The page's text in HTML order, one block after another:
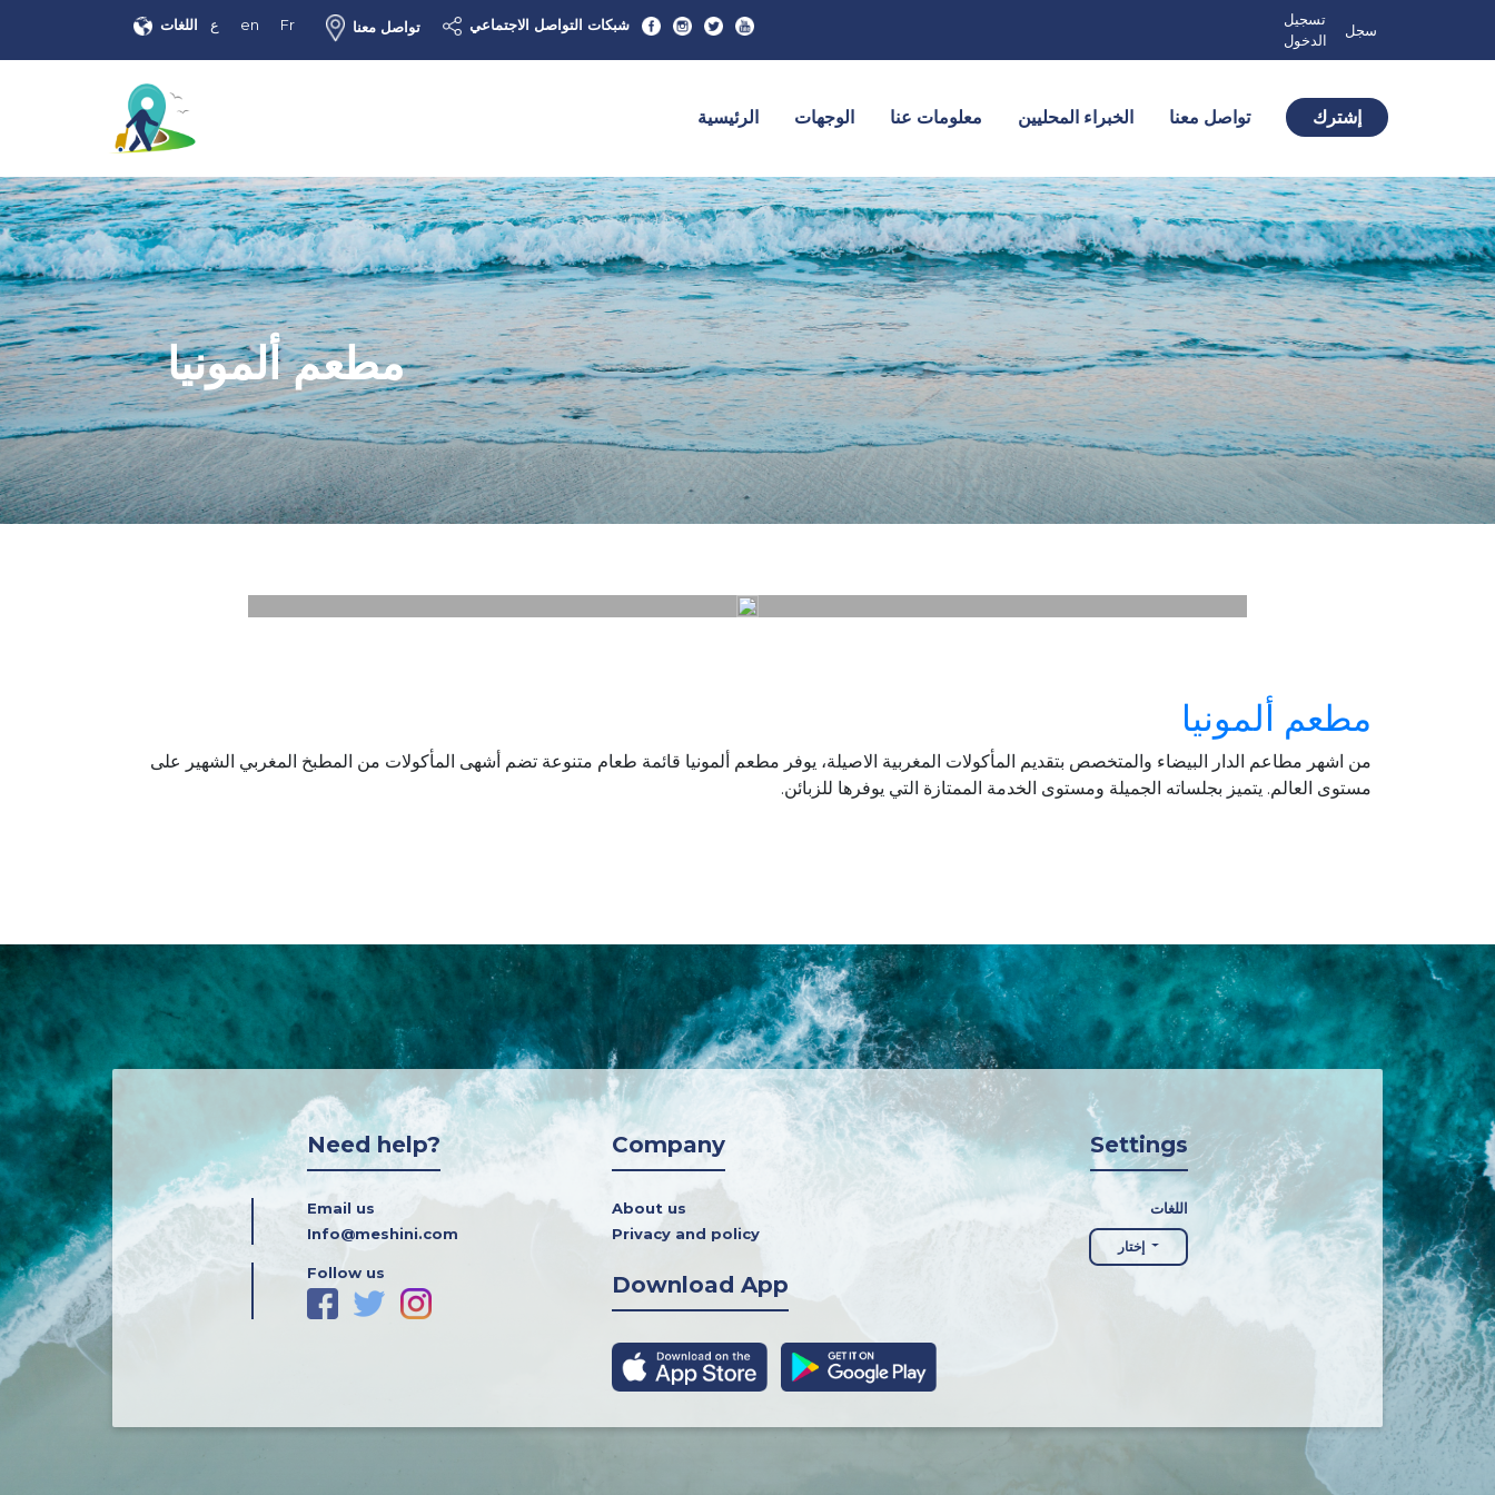
اللغات ع en Fr تواصل معنا شبكات التواصل الاجتماعي
تسجيل
الدخول
سجل
الرئيسية الوجهات معلومات عنا الخبراء المحليين تواصل معنا إشترك
مطعم ألمونيا
مطعم ألمونيا
من اشهر مطاعم الدار البيضاء والمتخصص بتقديم المأكولات المغربية الاصيلة، يوفر مطعم ألمونيا قائمة طعام متنوعة تضم أشهى المأكولات من المطبخ المغربي الشهير على
مستوى العالم. يتميز بجلساته الجميلة ومستوى الخدمة الممتازة التي يوفرها للزبائن.
Need help?
Email us
Info@meshini.com
Follow us
Company
About us
Privacy and policy
Download App
Settings
اللغات
إختار